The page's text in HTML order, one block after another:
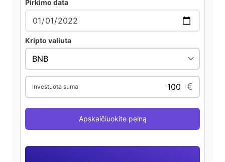
Pirkimo data
Kripto valiuta
Investuota suma €
Apskaičiuokite pelną